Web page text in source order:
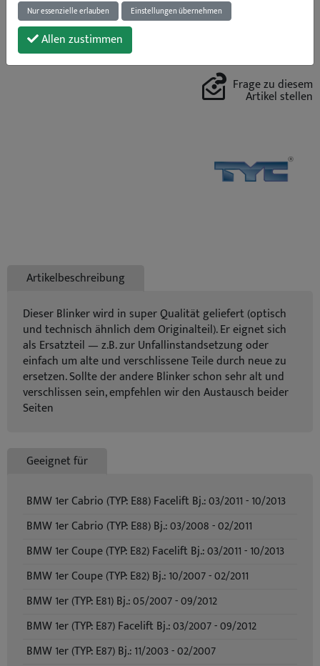
Frage zu diesem
Artikel stellen
Artikelbeschreibung
Dieser Blinker wird in super Qualität geliefert (optisch
und technisch ähnlich dem Originalteil). Er eignet sich
als Ersatzteil — z.B. zur Unfallinstandsetzung oder
einfach um alte und verschlissene Teile durch neue zu
ersetzen. Sollte der andere Blinker schon sehr alt und
verschlissen sein, empfehlen wir den Austausch beider
Seiten
Geeignet für
BMW 1er Cabrio (TYP: E88) Facelift Bj.: 03/2011 - 10/2013
BMW 1er Cabrio (TYP: E88) Bj.: 03/2008 - 02/2011
BMW 1er Coupe (TYP: E82) Facelift Bj.: 03/2011 - 10/2013
BMW 1er Coupe (TYP: E82) Bj.: 10/2007 - 02/2011
BMW 1er (TYP: E81) Bj.: 05/2007 - 09/2012
BMW 1er (TYP: E87) Facelift Bj.: 03/2007 - 09/2012
BMW 1er (TYP: E87) Bj.: 11/2003 - 02/2007
Nur essenzielle erlauben Einstellungen übernehmen
Allen zustimmen